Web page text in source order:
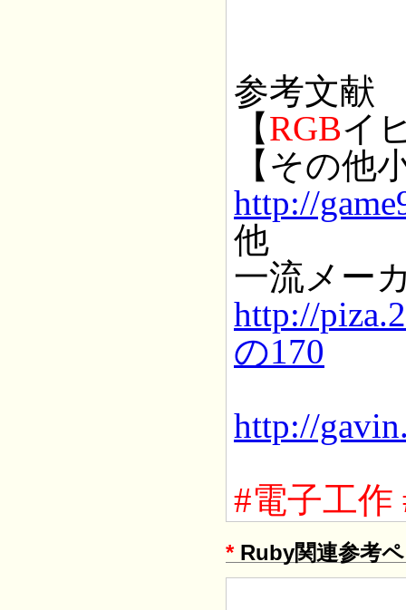
参考文献
【RGBイ
【その他
http://
他
一流メー
http://
の170
http://
#電子工作
*Ruby関連参考